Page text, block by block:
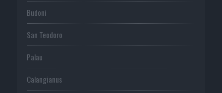
Budoni
San Teodoro
Palau
Calangianus